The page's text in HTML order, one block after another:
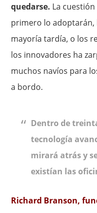
quedarse. La
primero lo adoptarán,
mayoría tardía, o los
los innovadores ha
muchos navíos para
a bordo.
Dentro de
tecnología
mirará atrás y
existían las
Richard Branson,